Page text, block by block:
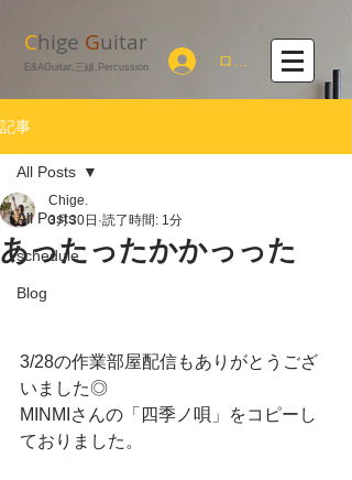
ログイン
Chige Guitar
E&AGuitar,三線,Percussion
記事
All Posts
schedule
Blog
All Posts
あったったかかっった
Chige.
3月30日 読了時間: 1分
3/28の作業部屋配信もありがとうござ
いました◎
MINMIさんの「四季ノ唄」をコピーし
ておりました。